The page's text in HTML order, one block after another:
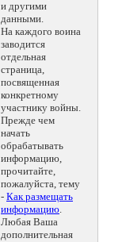
и другими
данными.
На каждого воина
заводится
отдельная
страница,
посвященная
конкретному
участнику войны.
Прежде чем
начать
обрабатывать
информацию,
прочитайте,
пожалуйста, тему
- Как размещать
информацию.
Любая Ваша
дополнительная